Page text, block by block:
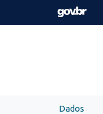
Skip to main content
Dados